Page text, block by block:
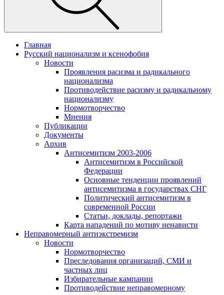
Главная
Русский национализм и ксенофобия
Новости
Проявления расизма и радикального
национализма
Противодействие расизму и радикальному
национализму
Нормотворчество
Мнения
Публикации
Документы
Архив
Антисемитизм 2003-2006
Антисемитизм в Российской
Федерации
Основные тенденции проявлений
антисемитизма в государствах СНГ
Политический антисемитизм в
современной России
Статьи, доклады, репортажи
Карта нападений по мотиву ненависти
Неправомерный антиэкстремизм
Новости
Нормотворчество
Преследования организаций, СМИ и
частных лиц
Избирательные кампании
Противодействие неправомерному